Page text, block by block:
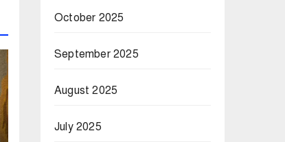
October 2025
September 2025
August 2025
July 2025